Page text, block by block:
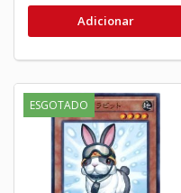
Adicionar
ESGOTADO